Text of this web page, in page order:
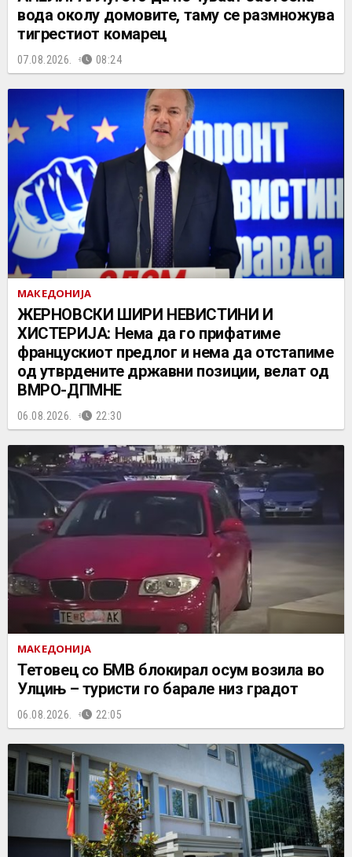
вода околу домовите, таму се размножува
тигрестиот комарец
07.08.2026. 08:24
МАКЕДОНИЈА
ЖЕРНОВСКИ ШИРИ НЕВИСТИНИ И
ХИСТЕРИЈА: Нема да го прифатиме
францускиот предлог и нема да отстапиме
од утврдените државни позиции, велат од
ВМРО-ДПМНЕ
06.08.2026. 22:30
МАКЕДОНИЈА
Тетовец со БМВ блокирал осум возила во
Улцињ – туристи го барале низ градот
06.08.2026. 22:05